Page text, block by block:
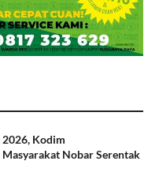
2026, Kodim
Nobar Serentak